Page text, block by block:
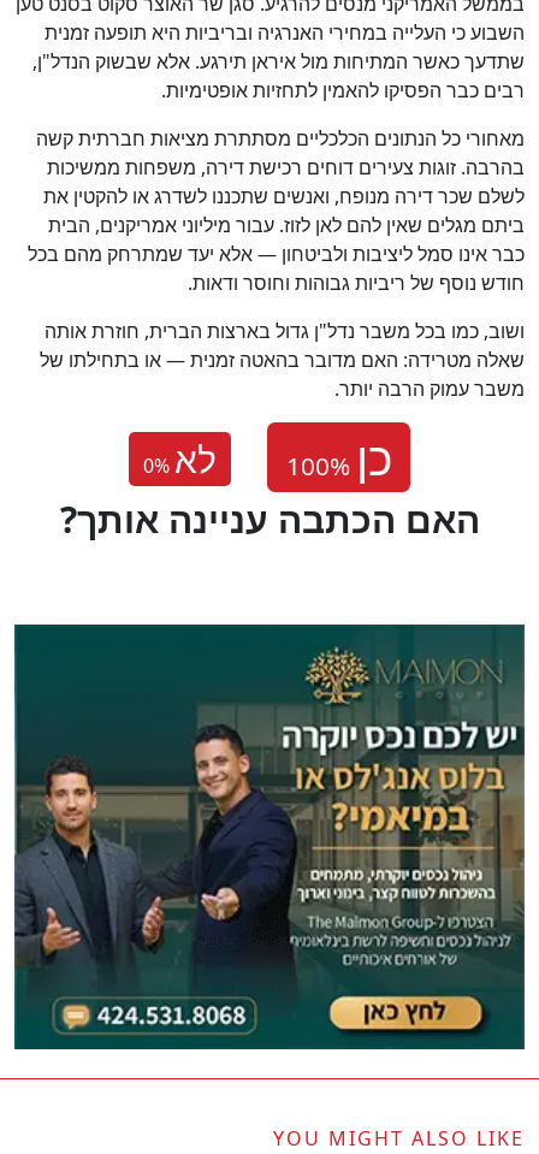
השבוע כי העלייה במחירי האנרגיה ובריביות היא תופעה זמנית
שתדעך כאשר המתיחות מול איראן תירגע. אלא שבשוק הנדל"ן,
רבים כבר הפסיקו להאמין לתחזיות אופטימיות.
מאחורי כל הנתונים הכלכליים מסתתרת מציאות חברתית קשה
בהרבה. זוגות צעירים דוחים רכישת דירה, משפחות ממשיכות
לשלם שכר דירה מנופח, ואנשים שתכננו לשדרג או להקטין את
ביתם מגלים שאין להם לאן לזוז. עבור מיליוני אמריקנים, הבית
כבר אינו סמל ליציבות ולביטחון — אלא יעד שמתרחק מהם בכל
חודש נוסף של ריביות גבוהות וחוסר ודאות.
ושוב, כמו בכל משבר נדל"ן גדול בארצות הברית, חוזרת אותה
שאלה מטרידה: האם מדובר בהאטה זמנית — או בתחילתו של
משבר עמוק הרבה יותר.
0% לא
?האם הכתבה עניינה אותך
YOU MIGHT ALSO LIKE